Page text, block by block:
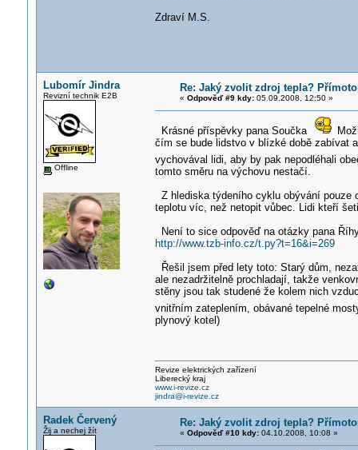
Zdraví M.S.
Lubomír Jindra
Revizní technik E2B
Offline
Re: Jaký zvolit zdroj tepla?
« Odpověď #9 kdy:05.09.2008, 12:50 »
Krásné příspěvky pana Součka
čím se bude lidstvo v blízké době zabívat
vychovával lidi, aby by pak nepodléhali
tomto směru na výchovu nestačí.
Z hlediska týdeního cyklu obývání
teplotu víc, než netopit vůbec. Lidi kteří
Není to sice odpověď na otázky pana
http://www.tzb-info.cz/t.py?t=16&i=269
Řešil jsem před lety toto: Starý dům,
ale nezadržitelně prochladají, takže
stěny jsou tak studené že kolem nich
vnitřním zateplením, obávané tepelné
plynový kotel)
Revize elektrických zařízení
Liberecký kraj
www.i-revize.cz
jindra@i-revize.cz
Radek Červený
Žij a nechej žít
Re: Jaký zvolit zdroj tepla?
« Odpověď #10 kdy:04.10.2008, 10:08 »